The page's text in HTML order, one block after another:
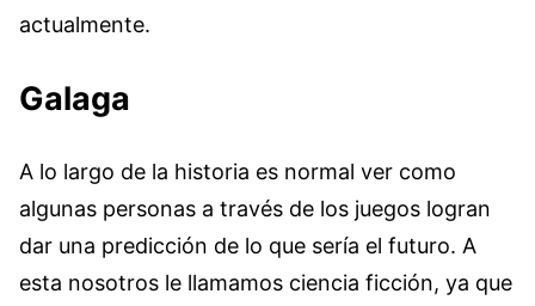
actualmente.
Galaga
A lo largo de la historia es normal ver como
algunas personas a través de los juegos logran
dar una predicción de lo que sería el futuro. A
esta nosotros le llamamos ciencia ficción, ya que